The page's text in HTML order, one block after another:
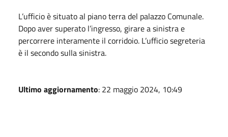
L’ufficio è situato al piano terra del palazzo Comunale.
Dopo aver superato l’ingresso, girare a sinistra e
percorrere interamente il corridoio. L’ufficio segreteria
è il secondo sulla sinistra.
Ultimo aggiornamento: 22 maggio 2024, 10:49